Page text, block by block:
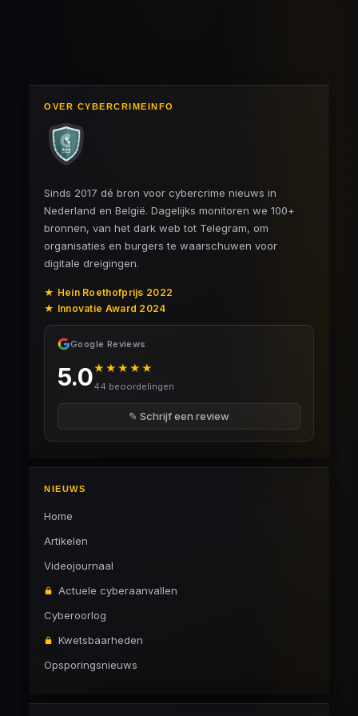
OVER CYBERCRIMEINFO
Sinds 2017 dé bron voor cybercrime nieuws in
Nederland en België. Dagelijks monitoren we 100+
bronnen, van het dark web tot Telegram, om
organisaties en burgers te waarschuwen voor
digitale dreigingen.
★ Hein Roethofprijs 2022
★ Innovatie Award 2024
Google Reviews
5.0★★★★★
44 beoordelingen
✎ Schrijf een review
NIEUWS
Home
Artikelen
Videojournaal
Actuele cyberaanvallen
Cyberoorlog
Kwetsbaarheden
Opsporingsnieuws